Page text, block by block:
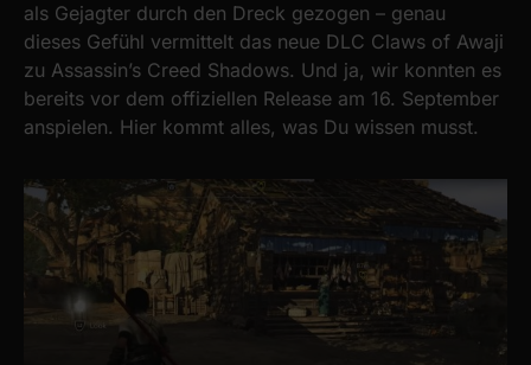
als Gejagter durch den Dreck gezogen – genau
dieses Gefühl vermittelt das neue DLC Claws of Awaji
zu Assassin’s Creed Shadows. Und ja, wir konnten es
bereits vor dem offiziellen Release am 16. September
anspielen. Hier kommt alles, was Du wissen musst.